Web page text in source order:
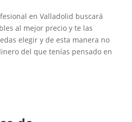
en Valladolid buscará
al mejor precio y te las
elegir y de esta manera no
del que tenías pensado en